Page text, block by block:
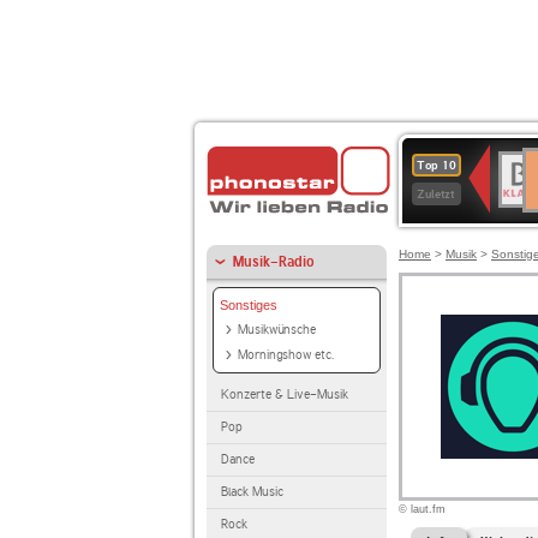
Top 10
Zuletzt
BR-
Musik-Radio
Sonstiges
Musikwünsche
Morningshow etc.
Konzerte & Live-Musik
Pop
Dance
Black Music
Rock
Home > Musik >
© laut.fm